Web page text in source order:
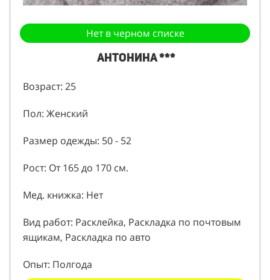
Нет в черном списке
Антонина ***
Возраст: 25
Пол: Женский
Размер одежды: 50 - 52
Рост: От 165 до 170 см.
Мед. книжка: Нет
Вид работ: Расклейка, Раскладка по почтовым
ящикам, Раскладка по авто
Опыт: Полгода